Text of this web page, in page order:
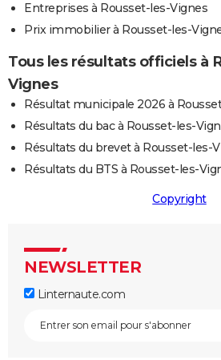
Entreprises à Rousset-les-Vignes
Prix immobilier à Rousset-les-
Tous les résultats officiels à
Vignes
Résultat municipale 2026 à
Résultats du bac à Rousset-les-
Résultats du brevet à Rousset-les-
Résultats du BTS à Rousset-les-
Copyright
NEWSLETTER
Linternaute.com